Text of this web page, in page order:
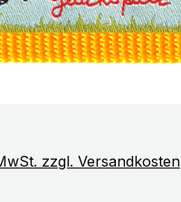
zzgl. Versandkosten